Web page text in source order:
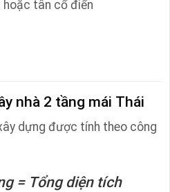
hoặc tân cổ điển
nhà 2 tầng mái Thái
dựng được tính theo công
= Tổng diện tích